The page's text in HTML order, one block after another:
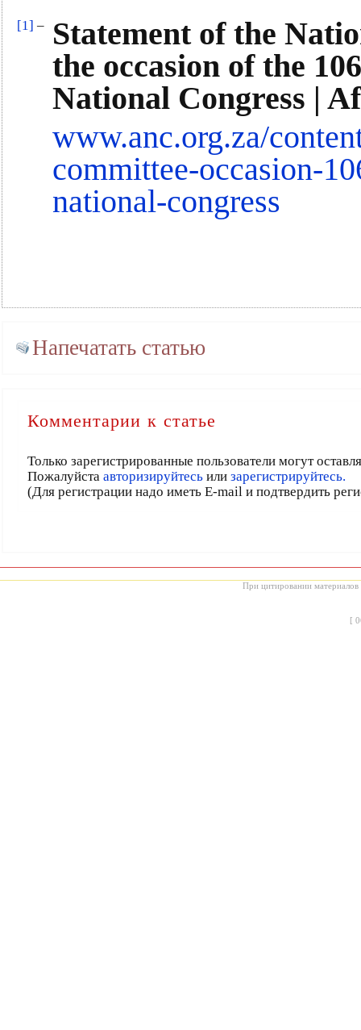
[1] –
Statement of the
the occasion of the
National Congress |
www.anc.org.za/
committee-occasion-
national-congress
Напечатать статью
Комментарии к статье
Только зарегистрированные пользователи могут
Пожалуйста авторизируйтесь или зарегистрируйтесь.
(Для регистрации надо иметь E-mail и подтвердить
При цитировании материалов
[